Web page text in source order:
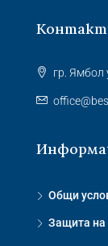
гр. Ямбол
Общи
Защита на